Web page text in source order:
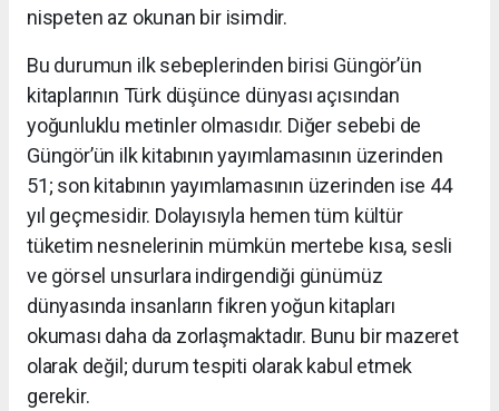
nispeten az okunan bir isimdir.
Bu durumun ilk sebeplerinden birisi Güngör’ün
kitaplarının Türk düşünce dünyası açısından
yoğunluklu metinler olmasıdır. Diğer sebebi de
Güngör’ün ilk kitabının yayımlamasının üzerinden
51; son kitabının yayımlamasının üzerinden ise 44
yıl geçmesidir. Dolayısıyla hemen tüm kültür
tüketim nesnelerinin mümkün mertebe kısa, sesli
ve görsel unsurlara indirgendiği günümüz
dünyasında insanların fikren yoğun kitapları
okuması daha da zorlaşmaktadır. Bunu bir mazeret
olarak değil; durum tespiti olarak kabul etmek
gerekir.